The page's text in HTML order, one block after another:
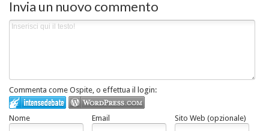
Invia un nuovo commento
Commenta come Ospite, o effettua il login:
Nome Email Sito Web (opzionale)